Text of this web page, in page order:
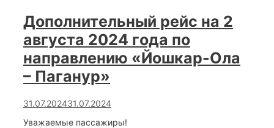
—
г.
Нижний
Дополнительный рейс на 2
августа 2024 года по
направлению «Йошкар-Ола
– Паганур»
31.07.202431.07.2024
Уважаемые пассажиры!